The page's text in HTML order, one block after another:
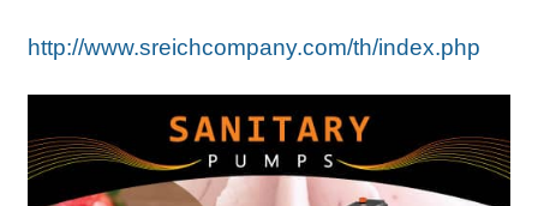
http://www.sreichcompany.com/th/index.php